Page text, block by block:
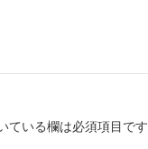
ている欄は必須項目です